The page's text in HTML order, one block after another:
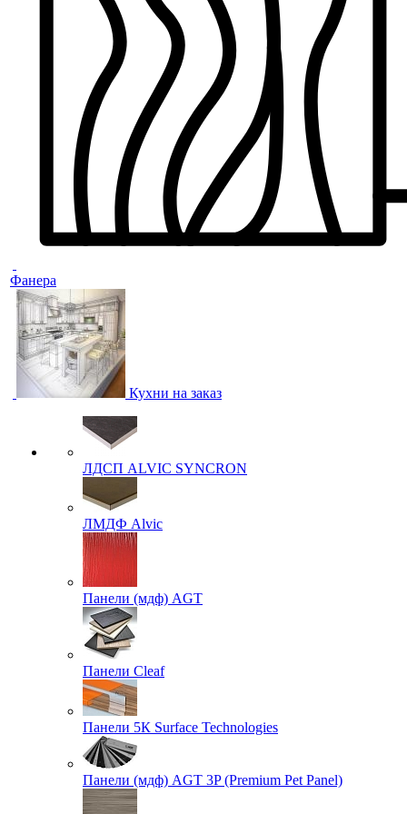
Фанера
Кухни на заказ
ЛДСП ALVIC SYNCRON
ЛМДФ Alvic
Панели (мдф) AGT
Панели Cleaf
Панели 5К Surface Technologies
Панели (мдф) AGT 3P (Premium Pet Panel)